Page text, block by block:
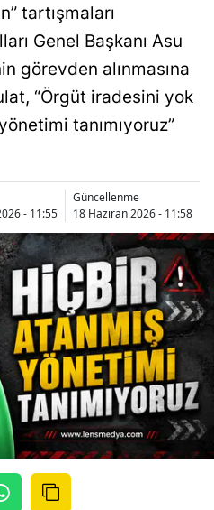
tartışmaları
Genel Başkanı Asu
görevden alınmasına
“Örgüt iradesini yok
tanımıyoruz”
- 11:55
Güncellenme
18 Haziran 2026 - 11:58